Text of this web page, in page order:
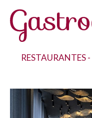
RESTAURANTES-